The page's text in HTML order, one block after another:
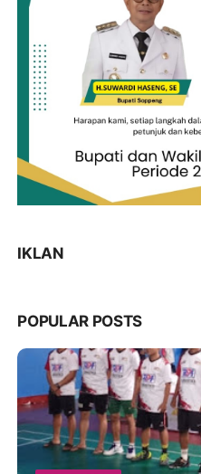
IKLAN
POPULAR POSTS